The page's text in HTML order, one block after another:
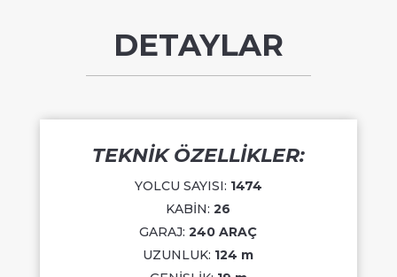
DETAYLAR
TEKNİK ÖZELLİKLER:
YOLCU SAYISI: 1474
KABİN:26
GARAJ:240 ARAÇ
UZUNLUK: 124 m